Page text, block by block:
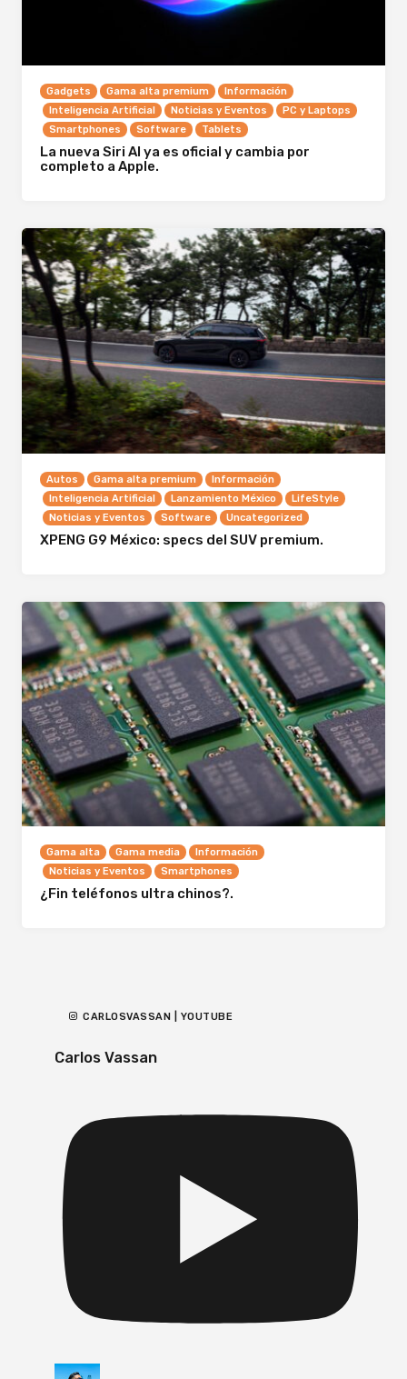
Gadgets Gama alta premium
Información
Inteligencia Artificial
Noticias y Eventos
PC y Laptops
Smartphones
Software Tablets
La nueva Siri AI ya es oficial y cambia por
completo a Apple.
Autos Gama alta premium
Información
Inteligencia Artificial
Lanzamiento México
LifeStyle
Noticias y Eventos
Software Uncategorized
XPENG G9 México: specs del SUV premium.
Gama alta Gama media
Información
Noticias y Eventos
Smartphones
¿Fin teléfonos ultra chinos?.
CARLOSVASSAN | YOUTUBE
Carlos Vassan